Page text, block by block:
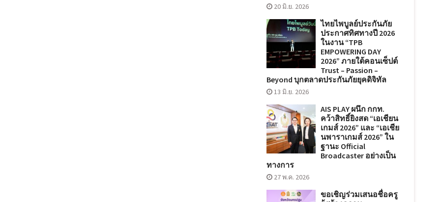
20 มิ.ย. 2026
ไทยไพบูลย์ประกันภัย
ประกาศทิศทางปี 2026
ในงาน “TPB
EMPOWERING DAY
2026” ภายใต้คอนเซ็ปต์
Trust – Passion –
Beyond บุกตลาดประกันภัยยุคดิจิทัล
13 มิ.ย. 2026
AIS PLAY ผนึก กกท.
คว้าสิทธิ์ยิงสด “เอเชียน
เกมส์ 2026” และ “เอเชีย
นพาราเกมส์ 2026” ใน
ฐานะ Official
Broadcaster อย่างเป็น
ทางการ
27 พ.ค. 2026
ขอเชิญร่วมเสนอชื่อครู